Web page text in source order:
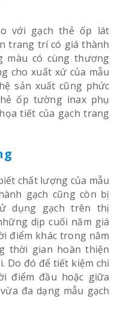
với gạch thẻ ốp lát
trang trí có giá thành
màu có cùng thương
cho xuất xứ của mẫu
sản xuất cũng phức
ốp tường inax phụ
tiết của gạch trang
chất lượng của mẫu
gạch cũng còn bị
dụng gạch trên thị
dịp cuối năm giá
điểm khác trong năm
thời gian hoàn thiện
Do đó để tiết kiệm chi
điểm đầu hoặc giữa
đa dạng mẫu gạch